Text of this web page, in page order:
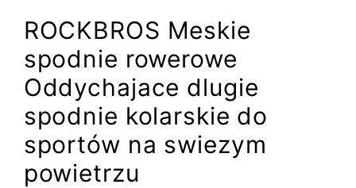
ROCKBROS Meskie
spodnie rowerowe
Oddychajace dlugie
spodnie kolarskie do
sportów na swiezym
powietrzu